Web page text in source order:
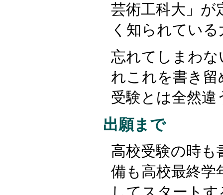
芸術工科大」が
く知られている
忘れてしまわ
れこれを書き
受験とは全然違
出願まで
高校受験の時も
備も高校最終学